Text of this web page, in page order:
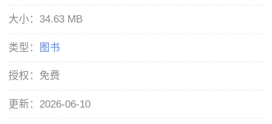
大小： 34.63 MB
类型： 图书
授权： 免费
更新： 2026-06-10